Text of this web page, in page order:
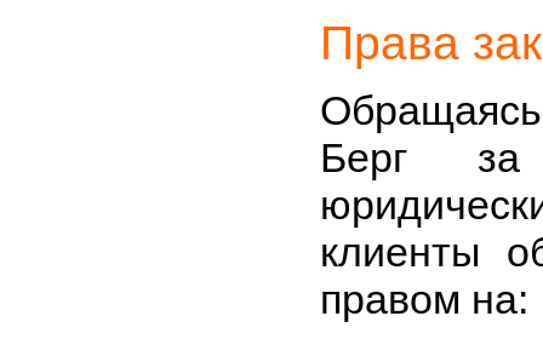
Права
Берг за
клиенты
правом на: